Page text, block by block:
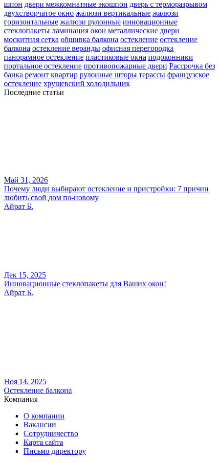
шпон двери межкомнатные экошпон дверь с терморазрывом
двухстворчатое окно жалюзи вертикальные жалюзи
горизонтальные жалюзи рулонные инновационные
стеклопакеты ламинация окон металлические двери
москитная сетка обшивка балкона остекление остекление
балкона остекление веранды офисная перегородка
панорамное остекление пластиковые окна подоконники
портальное остекление противопожарные двери Рассрочка без
банка ремонт квартир рулонные шторы терассы французское
остекление хрущевский холодильник
Последние статьи
Май 31, 2026
Почему люди выбирают остекление и пристройки: 7 причин
любить свой дом по-новому
Айрат Б.
Дек 15, 2025
Инновационные стеклопакеты для Ваших окон!
Айрат Б.
Ноя 14, 2025
Остекление балкона
Компания
О компании
Вакансии
Сотрудничество
Карта сайта
Письмо директору